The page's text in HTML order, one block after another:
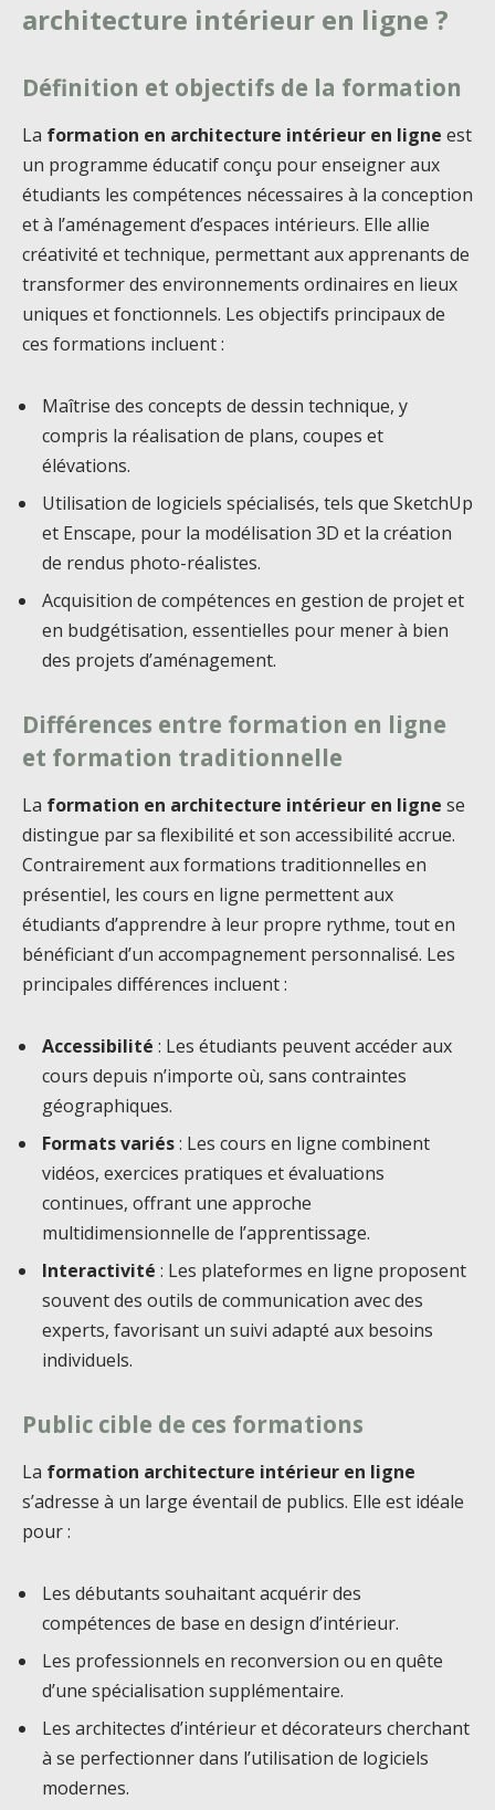
architecture intérieur en ligne ?
Définition et objectifs de la formation
La formation en architecture intérieur en ligne est
un programme éducatif conçu pour enseigner aux
étudiants les compétences nécessaires à la conception
et à l’aménagement d’espaces intérieurs. Elle allie
créativité et technique, permettant aux apprenants de
transformer des environnements ordinaires en lieux
uniques et fonctionnels. Les objectifs principaux de
ces formations incluent :
Maîtrise des concepts de dessin technique, y
compris la réalisation de plans, coupes et
élévations.
Utilisation de logiciels spécialisés, tels que SketchUp
et Enscape, pour la modélisation 3D et la création
de rendus photo-réalistes.
Acquisition de compétences en gestion de projet et
en budgétisation, essentielles pour mener à bien
des projets d’aménagement.
Différences entre formation en ligne
et formation traditionnelle
La formation en architecture intérieur en ligne se
distingue par sa flexibilité et son accessibilité accrue.
Contrairement aux formations traditionnelles en
présentiel, les cours en ligne permettent aux
étudiants d’apprendre à leur propre rythme, tout en
bénéficiant d’un accompagnement personnalisé. Les
principales différences incluent :
Accessibilité : Les étudiants peuvent accéder aux
cours depuis n’importe où, sans contraintes
géographiques.
Formats variés: Les cours en ligne combinent
vidéos, exercices pratiques et évaluations
continues, offrant une approche
multidimensionnelle de l’apprentissage.
Interactivité : Les plateformes en ligne proposent
souvent des outils de communication avec des
experts, favorisant un suivi adapté aux besoins
individuels.
Public cible de ces formations
La formation architecture intérieur en ligne
s’adresse à un large éventail de publics. Elle est idéale
pour :
Les débutants souhaitant acquérir des
compétences de base en design d’intérieur.
Les professionnels en reconversion ou en quête
d’une spécialisation supplémentaire.
Les architectes d’intérieur et décorateurs cherchant
à se perfectionner dans l’utilisation de logiciels
modernes.